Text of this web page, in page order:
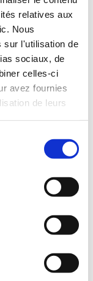
relatives aux
Nous
sur l'utilisation de
sociaux, de
celles-ci
avez fournies
de leurs